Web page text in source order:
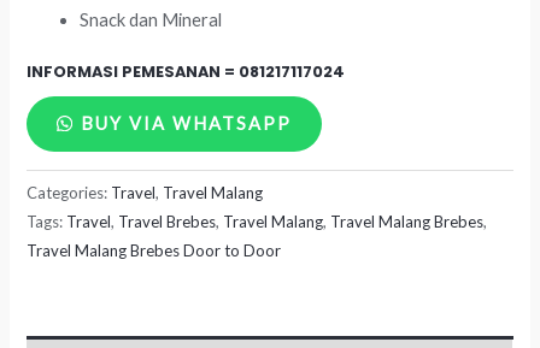
Snack dan Mineral
INFORMASI PEMESANAN = 081217117024
BUY VIA WHATSAPP
Malang
-
Brebes
Categories: Travel, Travel Malang
Tags: Travel, Travel Brebes, Travel Malang, Travel Malang Brebes,
Travel Malang Brebes Door to Door